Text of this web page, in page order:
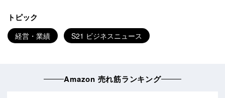
トピック
経営・業績 S21 ビジネスニュース